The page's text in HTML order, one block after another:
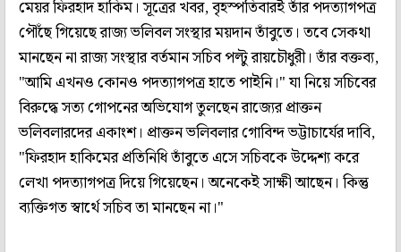
মেয়র ফিরহাদ হাকিম। সূত্রের খবর, বৃহস্পতিবারই তাঁর পদত্যাগপত্র
পৌঁছে গিয়েছে রাজ্য ভলিবল সংস্থার ময়দান তাঁবুতে। তবে সেকথা
মানছেন না রাজ্য সংস্থার বর্তমান সচিব পল্টু রায়চৌধুরী। তাঁর বক্তব্য,
"আমি এখনও কোনও পদত্যাগপত্র হাতে পাইনি।" যা নিয়ে সচিবের
বিরুদ্ধে সত্য গোপনের অভিযোগ তুলছেন রাজ্যের প্রাক্তন
ভলিবলারদের একাংশ। প্রাক্তন ভলিবলার গোবিন্দ ভট্টাচার্যের দাবি,
"ফিরহাদ হাকিমের প্রতিনিধি তাঁবুতে এসে সচিবকে উদ্দেশ্য করে
লেখা পদত্যাগপত্র দিয়ে গিয়েছেন। অনেকেই সাক্ষী আছেন। কিন্তু
ব্যক্তিগত স্বার্থে সচিব তা মানছেন না।"